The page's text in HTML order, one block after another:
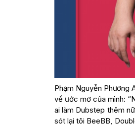
Phạm Nguyễn Phương
về ước mơ của mình:
ai làm Dubstep thêm
sót lại tôi BeeBB,